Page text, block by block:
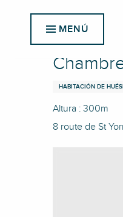
MENÚ
Inicio
HABITACIÓN DE
Altura : 300m
8 route de St